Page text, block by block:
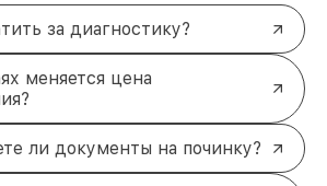
за диагностику?
меняется цена
ли документы на починку?